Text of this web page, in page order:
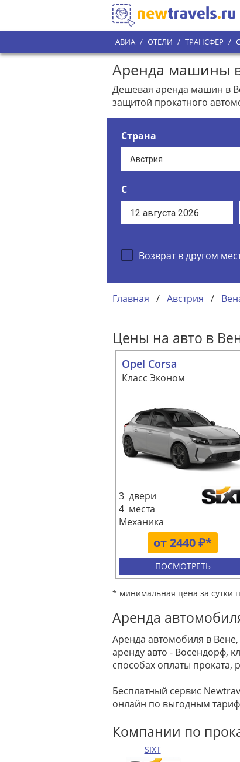
АВИА / ОТЕЛИ / ТРАНСФЕР /
Аренда машины
Дешевая аренда машин в
защитой прокатного
Страна
С
Возврат в другом
Главная / Австрия /
Цены на авто в
Opel Corsa
Класс Эконом
от 2440 ₽*
3 двери
4 места
Механика
ПОСМОТРЕТЬ
* минимальная цена за сутки
Аренда
Аренда автомобиля в
аренду авто - Восендорф,
способах оплаты проката,
Бесплатный сервис
онлайн по выгодным
Компании по
SIXT